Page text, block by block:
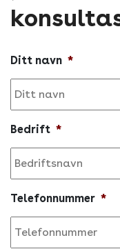
Ditt navn *
Bedrift *
Telefonnummer *